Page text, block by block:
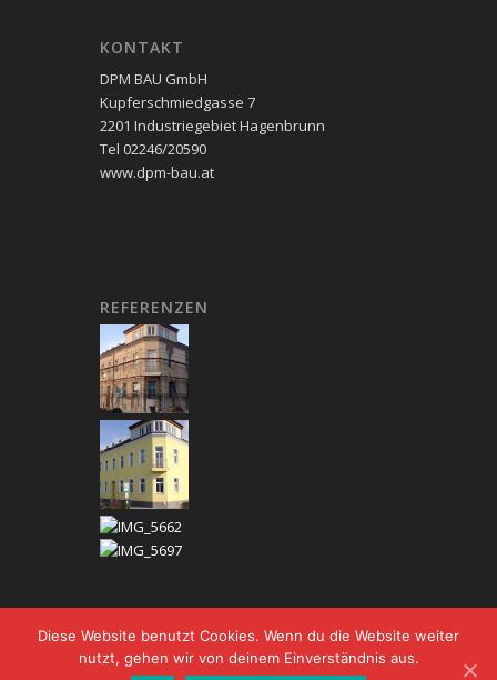
KONTAKT
DPM BAU GmbH
Kupferschmiedgasse 7
2201 Industriegebiet Hagenbrunn
Tel 02246/20590
www.dpm-bau.at
REFERENZEN
Diese Website benutzt Cookies. Wenn du die Website weiter
nutzt, gehen wir von deinem Einverständnis aus.